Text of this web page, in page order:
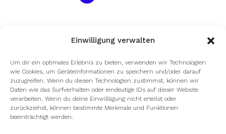
Einwilligung verwalten
Um dir ein optimales Erlebnis zu bieten, verwenden wir Technologien
wie Cookies, um Geräteinformationen zu speichern und/oder darauf
zuzugreifen. Wenn du diesen Technologien zustimmst, können wir
Daten wie das Surfverhalten oder eindeutige IDs auf dieser Website
verarbeiten. Wenn du deine Einwillligung nicht erteilst oder
zurückziehst, können bestimmte Merkmale und Funktionen
beeinträchtigt werden.